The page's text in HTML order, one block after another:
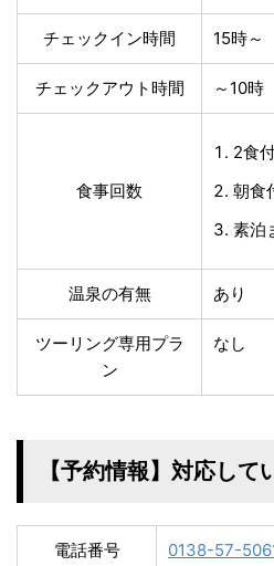
チェックイン時間 15時～
チェックアウト時間 ～10時
食事回数
2食
朝食
素泊
温泉の有無 あり
ツーリング専用プラ
ン
なし
【予約情報】対応して
電話番号 0138-57-